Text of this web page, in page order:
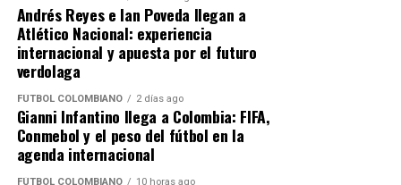
Datos de Millonarios vs
Bucaramanga
Partido:Millonarios vs Atlético Bucaramanga
Competición:Liga BetPlay II-2026
Jornada:Fecha 1
Fecha:sábado 25 de julio de 2026
Posibles alineaciones de Llaneros y
Deportivo Pereira
Llaneros:Roameth Romaña; Juan Pertuz, Alejandro
Morález, Francisco Meza, Jimmy Medranda; Carlos
Sierra, Kevin Caicedo, Kelvin Osorio; Juan José Ramírez,
Luis Marimón y Jhon Vásquez.
Andrés Reyes e Ian Poveda llegan a
Atlético Nacional: experiencia
internacional y apuesta por el futuro
verdolaga
FÚTBOL COLOMBIANO 2 días ago
Gianni Infantino llega a Colombia: FIFA,
Conmebol y el peso del fútbol en la
agenda internacional
FÚTBOL COLOMBIANO 10 horas ago